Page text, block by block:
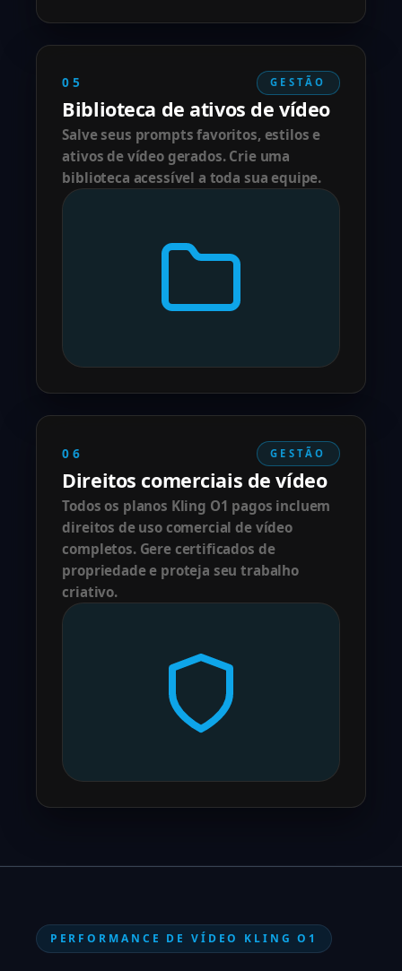
05 GESTÃO
Biblioteca de ativos de vídeo
Salve seus prompts favoritos, estilos e
ativos de vídeo gerados. Crie uma
biblioteca acessível a toda sua equipe.
06 GESTÃO
Direitos comerciais de vídeo
Todos os planos Kling O1 pagos incluem
direitos de uso comercial de vídeo
completos. Gere certificados de
propriedade e proteja seu trabalho
criativo.
PERFORMANCE DE VÍDEO KLING O1